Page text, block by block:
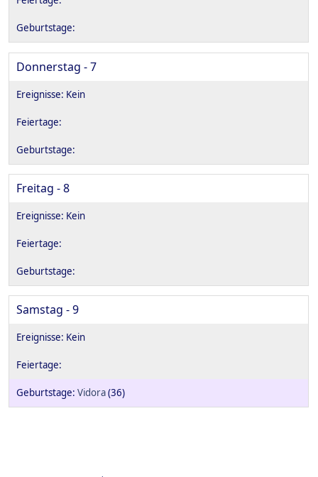
Donnerstag - 7
Freitag - 8
Samstag - 9
Vidora(36)